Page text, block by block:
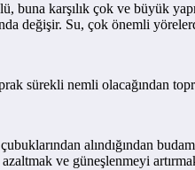
buna karşılık çok ve büyük
değişir. Su, çok önemli
sürekli nemli olacağından
alındığından
azaltmak ve güneşlenmeyi